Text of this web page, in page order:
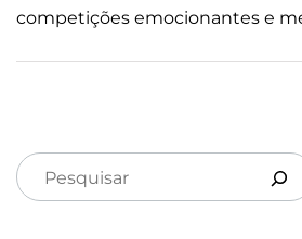
competições emocionantes e